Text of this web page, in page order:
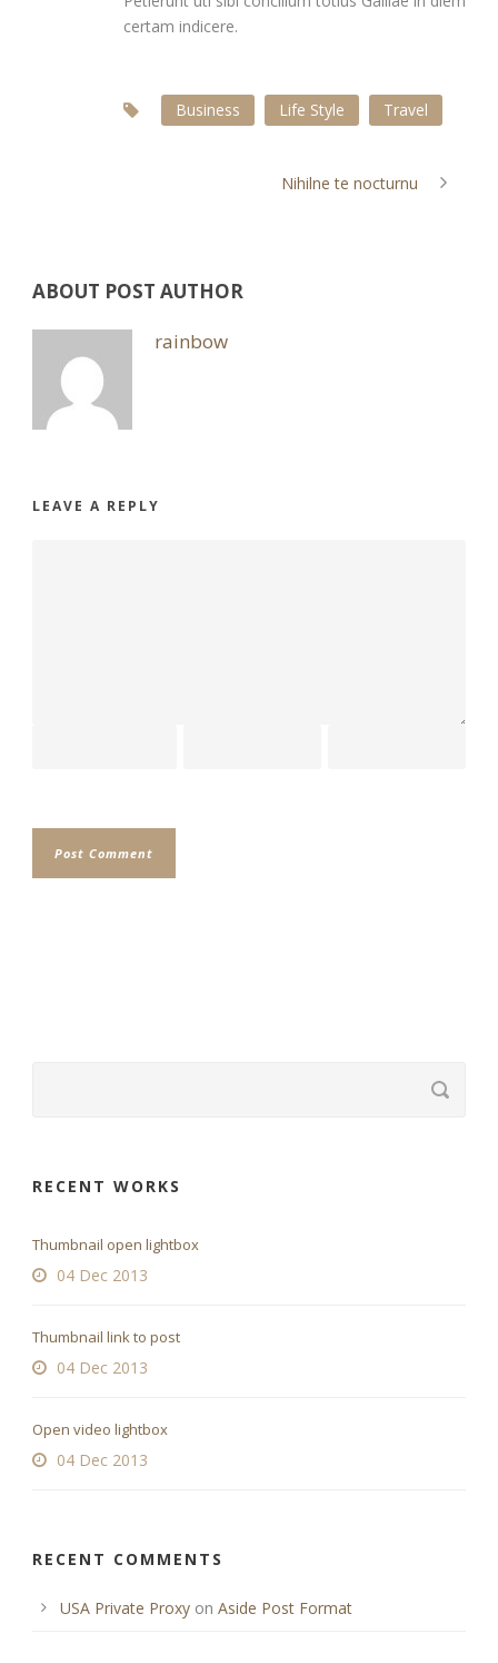
certam indicere.
Business Life Style Travel
Nihilne te nocturnu
ABOUT POST AUTHOR
rainbow
LEAVE A REPLY
RECENT WORKS
Thumbnail open lightbox
04 Dec 2013
Thumbnail link to post
04 Dec 2013
Open video lightbox
04 Dec 2013
RECENT COMMENTS
USA Private Proxy on Aside Post Format